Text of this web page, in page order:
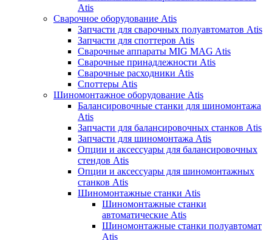
Atis
Сварочное оборудование Atis
Запчасти для сварочных полуавтоматов Atis
Запчасти для споттеров Atis
Сварочные аппараты MIG MAG Atis
Сварочные принадлежности Atis
Сварочные расходники Atis
Споттеры Atis
Шиномонтажное оборудование Atis
Балансировочные станки для шиномонтажа
Atis
Запчасти для балансировочных станков Atis
Запчасти для шиномонтажа Atis
Опции и аксессуары для балансировочных
стендов Atis
Опции и аксессуары для шиномонтажных
станков Atis
Шиномонтажные станки Atis
Шиномонтажные станки
автоматические Atis
Шиномонтажные станки полуавтомат
Atis